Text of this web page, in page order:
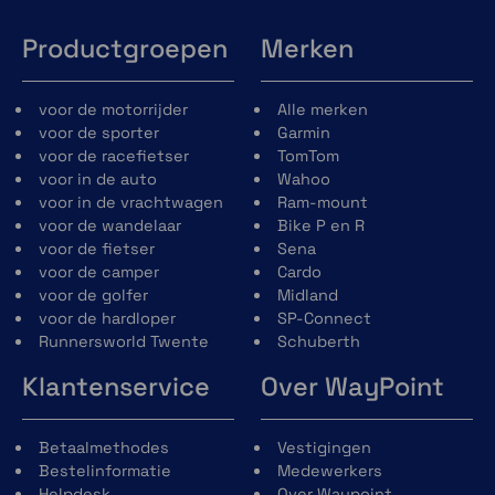
Productgroepen
voor de motorrijder
voor de sporter
voor de racefietser
voor in de auto
voor in de vrachtwagen
voor de wandelaar
voor de fietser
voor de camper
voor de golfer
voor de hardloper
Runnersworld Twente
Merken
Alle merken
Garmin
TomTom
Wahoo
Ram-mount
Bike P en R
Sena
Cardo
Midland
SP-Connect
Schuberth
Klantenservice
Betaalmethodes
Bestelinformatie
Over WayPoint
Vestigingen
Medewerkers